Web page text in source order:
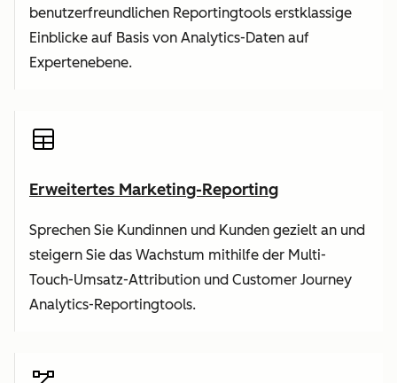
benutzerfreundlichen Reportingtools erstklassige
Einblicke auf Basis von Analytics-Daten auf
Expertenebene.
Erweitertes Marketing-Reporting
Sprechen Sie Kundinnen und Kunden gezielt an und
steigern Sie das Wachstum mithilfe der Multi-
Touch-Umsatz-Attribution und Customer Journey
Analytics-Reportingtools.